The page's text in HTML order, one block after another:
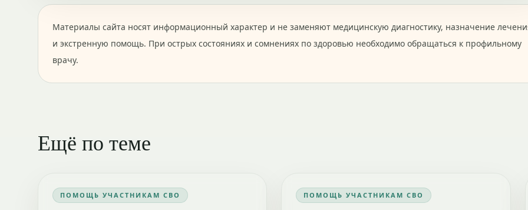
Материалы сайта носят информационный характер и не заменяют медицинскую диагностику, назначение
и экстренную помощь. При острых состояниях и сомнениях по здоровью необходимо обращаться к профильному
врачу.
Ещё по теме
ПОМОЩЬ УЧАСТНИКАМ СВО ПОМОЩЬ УЧАСТНИКАМ СВО